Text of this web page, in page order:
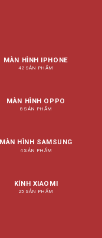
MÀN HÌNH IPHONE
42 SẢN PHẨM
MÀN HÌNH OPPO
8 SẢN PHẨM
MÀN HÌNH SAMSUNG
4 SẢN PHẨM
KÍNH XIAOMI
25 SẢN PHẨM